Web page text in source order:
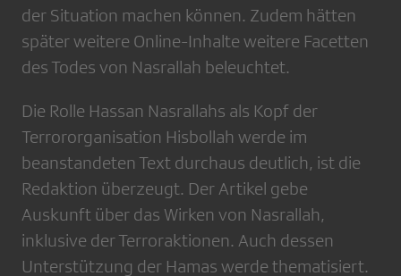
der Situation machen können. Zudem hätten
später weitere Online-Inhalte weitere Facetten
des Todes von Nasrallah beleuchtet.
Die Rolle Hassan Nasrallahs als Kopf der
Terrororganisation Hisbollah werde im
beanstandeten Text durchaus deutlich, ist die
Redaktion überzeugt. Der Artikel gebe
Auskunft über das Wirken von Nasrallah,
inklusive der Terroraktionen. Auch dessen
Unterstützung der Hamas werde thematisiert.